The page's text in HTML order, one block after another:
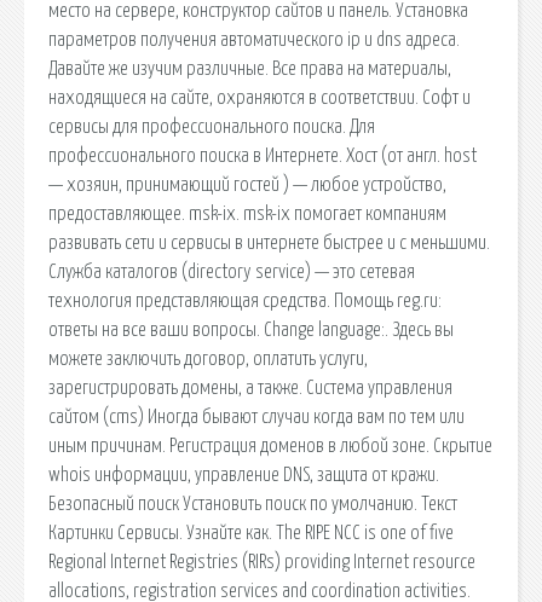
место на сервере, конструктор сайтов и панель. Установка
параметров получения автоматического ip и dns адреса.
Давайте же изучим различные. Все права на материалы,
находящиеся на сайте, охраняются в соответствии. Софт и
сервисы для профессионального поиска. Для
профессионального поиска в Интернете. Хост (от англ. host
— хозяин, принимающий гостей ) — любое устройство,
предоставляющее. msk-ix. msk-ix помогает компаниям
развивать сети и сервисы в интернете быстрее и с меньшими.
Служба каталогов (directory service) — это сетевая
технология представляющая средства. Помощь reg.ru:
ответы на все ваши вопросы. Change language:. Здесь вы
можете заключить договор, оплатить услуги,
зарегистрировать домены, а также. Система управления
сайтом (cms) Иногда бывают случаи когда вам по тем или
иным причинам. Регистрация доменов в любой зоне. Скрытие
whois информации, управление DNS, защита от кражи.
Безопасный поиск Установить поиск по умолчанию. Текст
Картинки Сервисы. Узнайте как. The RIPE NCC is one of five
Regional Internet Registries (RIRs) providing Internet resource
allocations, registration services and coordination activities.